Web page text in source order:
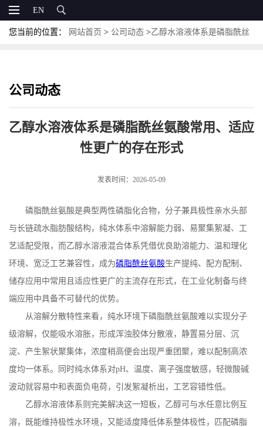
EN
您当前的位置： 网站首页 > 公司动态 >乙醇水溶液体系是磷脂酰丝
公司动态
乙醇水溶液体系是磷脂酰丝氨酸常用、适应
性更广的存在形式
发表时间：2026-05-09
磷脂酰丝氨酸是典型两性磷脂化合物，分子兼具极性亲水头部
与长链疏水脂肪酸结构，纯水体系中溶解能力弱、易聚集絮凝、工
艺适配受限，而乙醇水溶液混合体系凭借优良助溶能力、温和理化
环境、宽泛工艺兼容性，成为磷脂酰丝氨酸生产提纯、配方配制、
储存应用中常用且适应性更广的主流存在形式，在工业化制备与终
端应用中具备不可替代的优势。
从溶解分散特性来看，纯水环境下磷脂酰丝氨酸难以实现分子
级溶解，仅能吸水溶胀，形成浑浊胶体分散液，静置易分层、沉
淀、产生絮状聚集体，浓度稍高便会出现严重团聚，难以配制高浓
度均一体系。同时纯水体系对pH、温度、离子强度敏感，轻微酸碱
波动就容易中和表面负电荷，引发絮凝析出，工艺容错性低。
乙醇水溶液体系则完美解决这一短板，乙醇可与水任意比例互
溶，既能维持极性水环境，又能适度降低体系整体极性，匹配磷脂